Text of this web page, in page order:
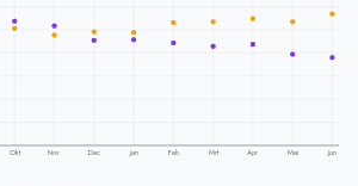
Okt Nov Dec Jan Feb Mrt Apr Mei Jun